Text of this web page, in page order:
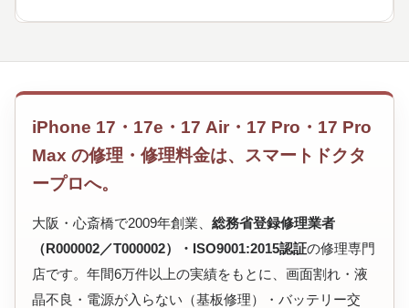
iPhone 17・17e・17 Air・17 Pro・17 Pro
Max の修理・修理料金は、スマートドクタ
ープロへ。
大阪・心斎橋で2009年創業、 総務省登録修理業者
（R000002／T000002）・ISO9001:2015認証の修理専門
店です。年間6万件以上の実績をもとに、画面割れ・液
晶不良・電源が入らない（基板修理）・バッテリー交